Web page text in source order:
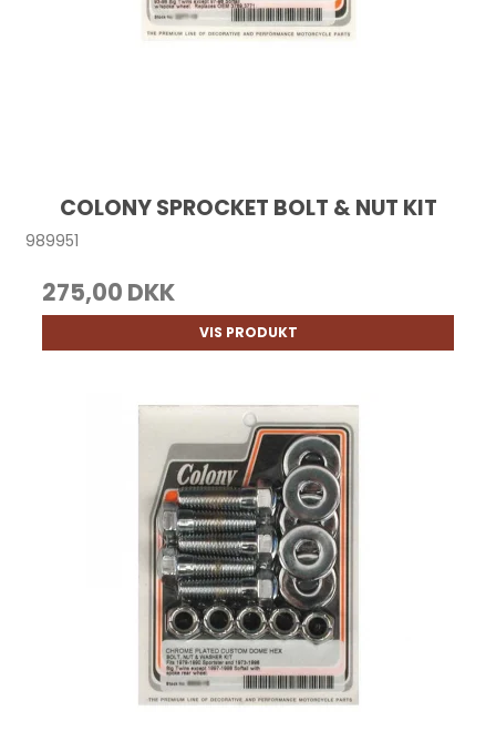
COLONY SPROCKET BOLT & NUT KIT
989951
275,00 DKK
VIS PRODUKT